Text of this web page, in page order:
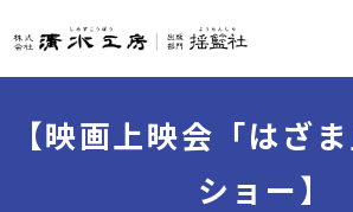
【映画上映会「はざ
ショー】